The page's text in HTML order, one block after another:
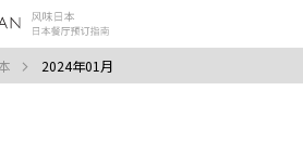
2024年01月